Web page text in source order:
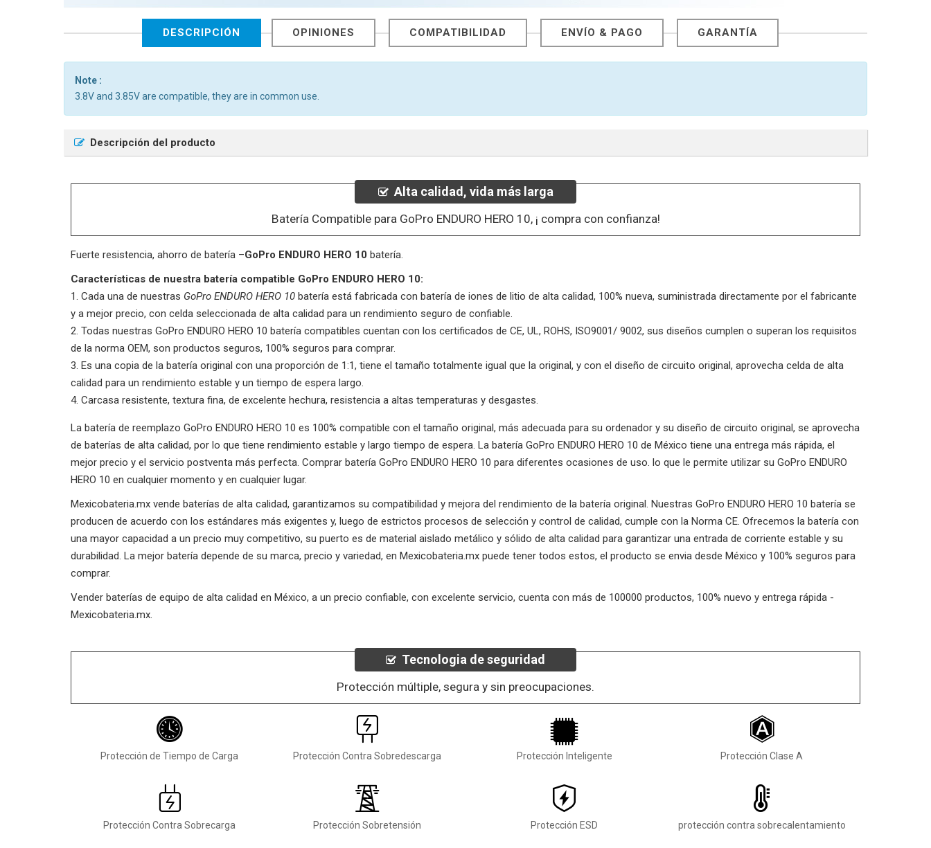
DESCRIPCIÓN OPINIONES COMPATIBILIDAD ENVÍO & PAGO GARANTÍA
Note :
3.8V and 3.85V are compatible, they are in common use.
Descripción del producto
Alta calidad, vida más larga
Batería Compatible para GoPro ENDURO HERO 10, ¡ compra con confianza!
Fuerte resistencia, ahorro de batería –GoPro ENDURO HERO 10 batería.
Características de nuestra batería compatible GoPro ENDURO HERO 10:
Cada una de nuestras GoPro ENDURO HERO 10 batería está fabricada con batería de iones de litio de alta calidad, 100% nueva, suministrada directamente por el fabricante
y a mejor precio, con celda seleccionada de alta calidad para un rendimiento seguro de confiable.
Todas nuestras GoPro ENDURO HERO 10 batería compatibles cuentan con los certificados de CE, UL, ROHS, ISO9001/ 9002, sus diseños cumplen o superan los requisitos
de la norma OEM, son productos seguros, 100% seguros para comprar.
Es una copia de la batería original con una proporción de 1:1, tiene el tamaño totalmente igual que la original, y con el diseño de circuito original, aprovecha celda de alta
calidad para un rendimiento estable y un tiempo de espera largo.
Carcasa resistente, textura fina, de excelente hechura, resistencia a altas temperaturas y desgastes.
La batería de reemplazo GoPro ENDURO HERO 10 es 100% compatible con el tamaño original, más adecuada para su ordenador y su diseño de circuito original, se aprovecha
de baterías de alta calidad, por lo que tiene rendimiento estable y largo tiempo de espera. La batería GoPro ENDURO HERO 10 de México tiene una entrega más rápida, el
mejor precio y el servicio postventa más perfecta. Comprar batería GoPro ENDURO HERO 10 para diferentes ocasiones de uso. lo que le permite utilizar su GoPro ENDURO
HERO 10 en cualquier momento y en cualquier lugar.
Mexicobateria.mx vende baterías de alta calidad, garantizamos su compatibilidad y mejora del rendimiento de la batería original. Nuestras GoPro ENDURO HERO 10 batería se
producen de acuerdo con los estándares más exigentes y, luego de estrictos procesos de selección y control de calidad, cumple con la Norma CE. Ofrecemos la batería con
una mayor capacidad a un precio muy competitivo, su puerto es de material aislado metálico y sólido de alta calidad para garantizar una entrada de corriente estable y su
durabilidad. La mejor batería depende de su marca, precio y variedad, en Mexicobateria.mx puede tener todos estos, el producto se envia desde México y 100% seguros para
comprar.
Vender baterías de equipo de alta calidad en México, a un precio confiable, con excelente servicio, cuenta con más de 100000 productos, 100% nuevo y entrega rápida -
Mexicobateria.mx.
Tecnologia de seguridad
Protección múltiple, segura y sin preocupaciones.
Protección de Tiempo de Carga Protección Contra Sobredescarga Protección Inteligente Protección Clase A
Protección Contra Sobrecarga Protección Sobretensión Protección ESD protección contra sobrecalentamiento